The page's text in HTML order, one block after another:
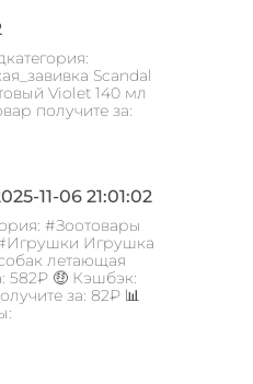
Scandal
Violet 140 мл
получите за:
11-06 21:01:02
#Зоотовары
Игрушка
летающая
582₽ 🤑 Кэшбэк:
за: 82₽ 📊